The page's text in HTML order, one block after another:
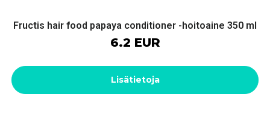
Fructis hair food papaya conditioner -hoitoaine 350 ml
6.2 EUR
Lisätietoja